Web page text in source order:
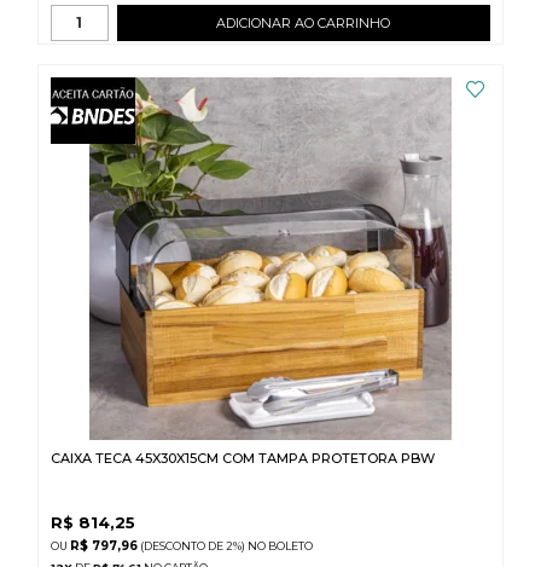
ADICIONAR AO CARRINHO
CAIXA TECA 45X30X15CM COM TAMPA PROTETORA PBW
R$ 814,25
R$ 797,96 (DESCONTO DE 2%) NO BOLETO